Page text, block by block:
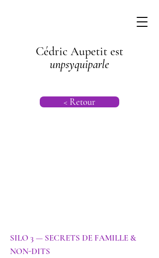
Cédric Aupetit est
unpsyquiparle
< Retour
SILO 3 — SECRETS DE FAMILLE &
NON-DITS